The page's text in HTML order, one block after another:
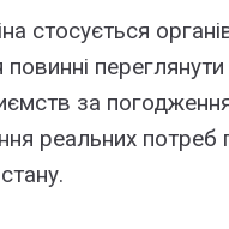
повинні
за
реальних потреб